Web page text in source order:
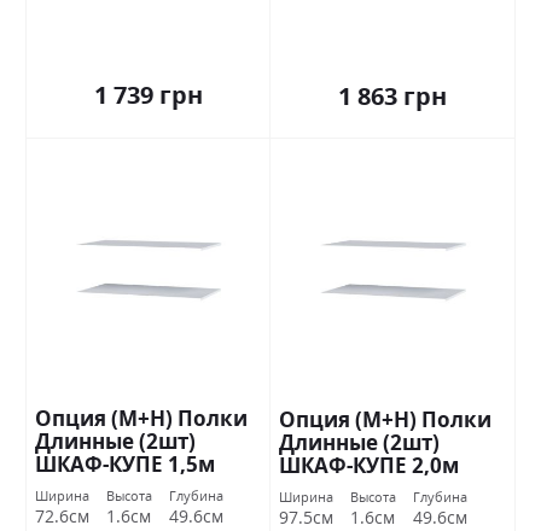
1 739 грн 1 863 грн
Опция (М+Н) Полки
Длинные (2шт)
ШКАФ-КУПЕ 1,5м
Стандарт
Ширина
72.6см
Высота
1.6см
Глубина
49.6см
Опция (М+Н) Полки
Длинные (2шт)
ШКАФ-КУПЕ 2,0м
Стандарт
Ширина
97.5см
Высота
1.6см
Глубина
49.6см